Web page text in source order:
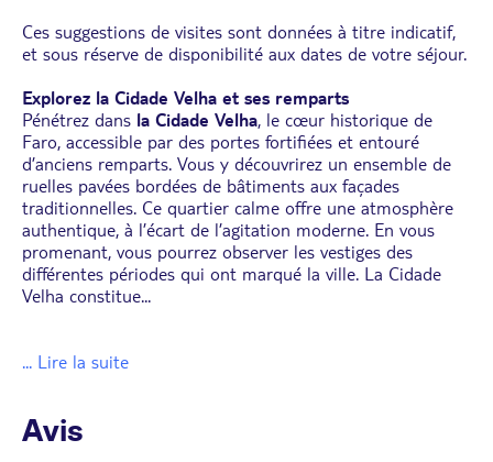
Ces suggestions de visites sont données à titre indicatif,
et sous réserve de disponibilité aux dates de votre séjour.
Explorez la Cidade Velha et ses remparts
Pénétrez dans la Cidade Velha, le cœur historique de
Faro, accessible par des portes fortifiées et entouré
d’anciens remparts. Vous y découvrirez un ensemble de
ruelles pavées bordées de bâtiments aux façades
traditionnelles. Ce quartier calme offre une atmosphère
authentique, à l’écart de l’agitation moderne. En vous
promenant, vous pourrez observer les vestiges des
différentes périodes qui ont marqué la ville. La Cidade
Velha constitue...
... Lire la suite
Avis